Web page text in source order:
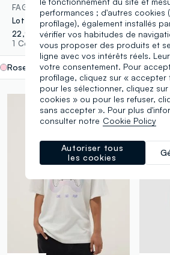
FAGOTTINO
Lot de 2 grenouillères roses en pur coton biologique avec imprimé Minnie & Me pour bébé fille
22,95 €
1 Couleurs
Rose label.selectsize
OVS
14,95
1
performances ; d'autres cookies
profilage), également installés
vérifier vos habitudes de
vous proposer des produits et
ligne avec vos intérêts réels.
votre consentement. Pour
profilage, cliquez sur « accepter
pour les sélectionner, cliquez sur
cookies » ou pour les refuser,
sans accepter ». Pour plus
consulter notre Cookie Policy
Autoriser tous
les cookies